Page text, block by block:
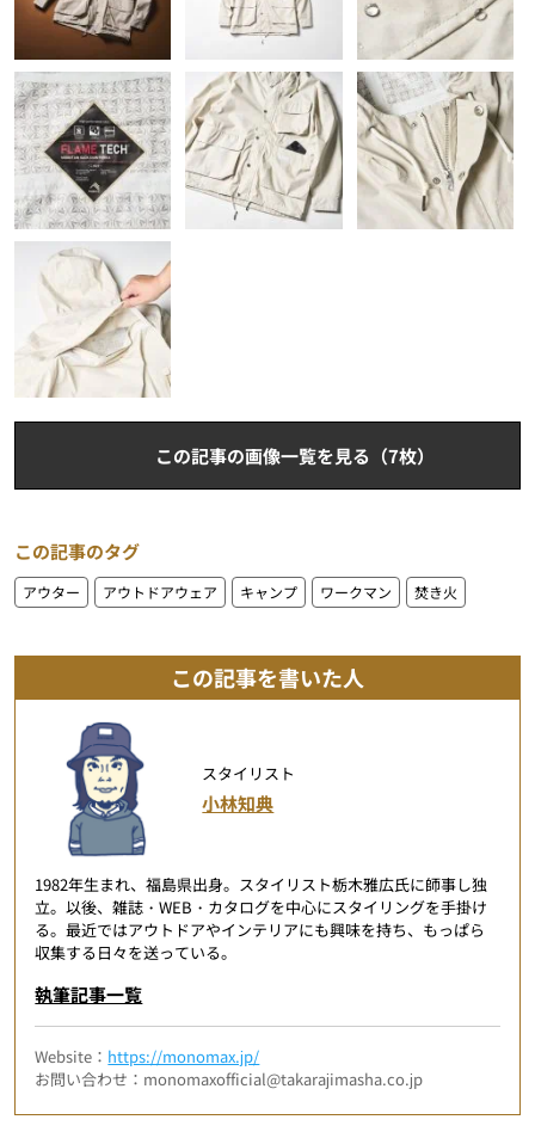
この記事の画像一覧を見る（7枚）
この記事のタグ
アウター アウトドアウェア キャンプ ワークマン 焚き火
この記事を書いた人
スタイリスト
小林知典
1982年生まれ、福島県出身。スタイリスト栃木雅広氏に師事し独
立。以後、雑誌・WEB・カタログを中心にスタイリングを手掛け
る。最近ではアウトドアやインテリアにも興味を持ち、もっぱら
収集する日々を送っている。
執筆記事一覧
Website： https://monomax.jp/
お問い合わせ：monomaxofficial@takarajimasha.co.jp